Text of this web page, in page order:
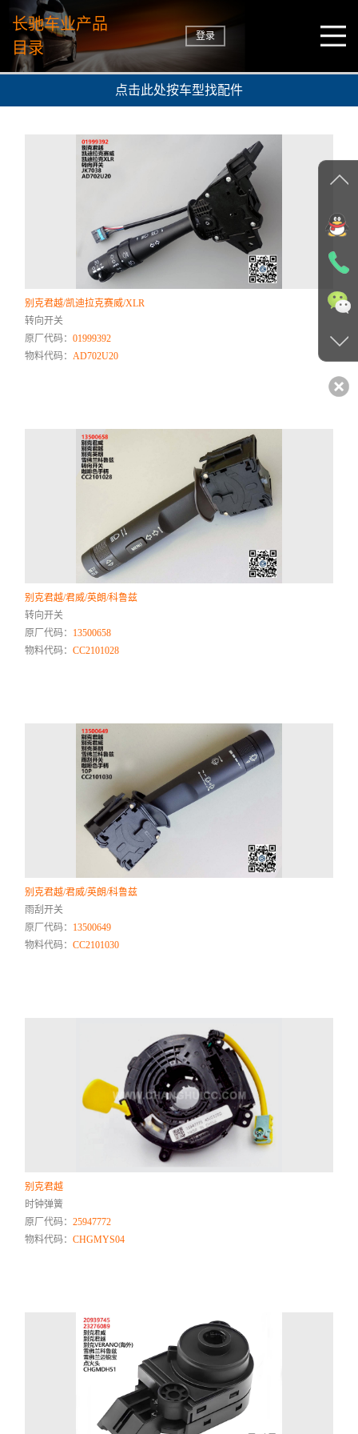
长驰车业产品
目录
登录
点击此处按车型找配件
别克君越/凯迪拉克赛威/XLR
转向开关
原厂代码：01999392
物料代码：AD702U20
别克君越/君威/英朗/科鲁兹
转向开关
原厂代码： 13500658
物料代码：CC2101028
别克君越/君威/英朗/科鲁兹
雨刮开关
原厂代码： 13500649
物料代码：CC2101030
别克君越
时钟弹簧
原厂代码：25947772
物料代码：CHGMYS04